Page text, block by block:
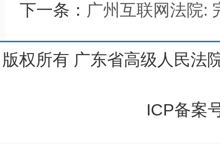
下一条： 广州互联网法院:
版权所有 广东省高级人民法
ICP备案